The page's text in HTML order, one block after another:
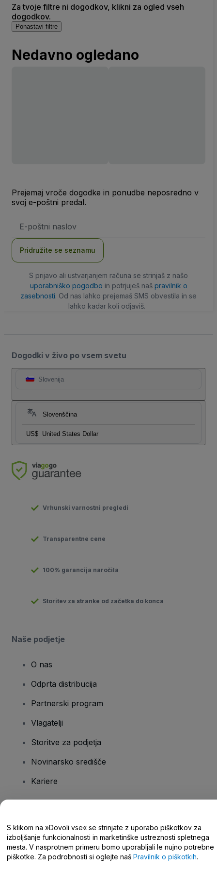
Za tvoje filtre ni dogodkov, klikni za ogled vseh
dogodkov.
Ponastavi filtre
Nedavno ogledano
Prejemaj vroče dogodke in ponudbe neposredno v
svoj e-poštni predal.
naslov
Pridružite se seznamu
S prijavo ali ustvarjanjem računa se strinjaš z našo
uporabniško pogodbo in potrjuješ naš pravilnik o
zasebnosti. Od nas lahko prejemaš SMS obvestila in se
lahko kadar koli odjaviš.
Dogodki v živo po vsem svetu
Slovenija
Slovenščina
US$ United States Dollar
Vrhunski varnostni pregledi
Transparentne cene
100% garancija naročila
Storitev za stranke od začetka do konca
Naše podjetje
O nas
Odprta distribucija
Partnerski program
Vlagatelji
Storitve za podjetja
Novinarsko središče
Kariere
Središče za pomoč/stik z nami
S klikom na »Dovoli vse« se strinjate z uporabo piškotkov za
izboljšanje funkcionalnosti in marketinške ustreznosti spletnega
mesta. V nasprotnem primeru bomo uporabljali le nujno potrebne
piškotke. Za podrobnosti si oglejte naš Pravilnik o piškotkih.